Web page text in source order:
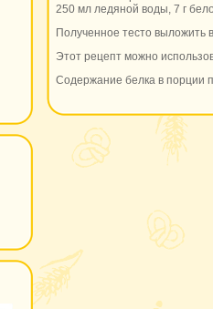
250 мл ледяной воды, 7 г
Полученное тесто выложить
Этот рецепт можно
Содержание белка в порции